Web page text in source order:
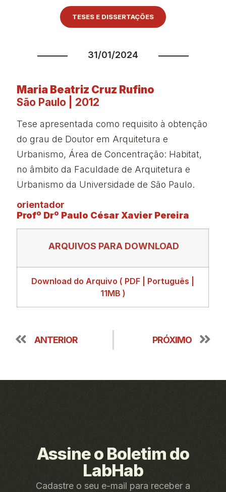
TESES E DISSERTAÇÕES
31/01/2024
Maria Beatriz Cruz Rufino
São Paulo | 2012
Tese apresentada como requisito à obtenção
do grau de Doutor em Arquitetura e
Urbanismo, Área de Concentração: Habitat,
no âmbito da Faculdade de Arquitetura e
Urbanismo da Universidade de São Paulo.
orientador
Profº Drº Paulo César Xavier Pereira
ARQUIVOS PARA DOWNLOAD
Download do Arquivo ( PDF | Português |
11MB )
ANTERIOR PRÓXIMO
Assine o Boletim do
LabHab
Cadastre o seu e-mail para receber a